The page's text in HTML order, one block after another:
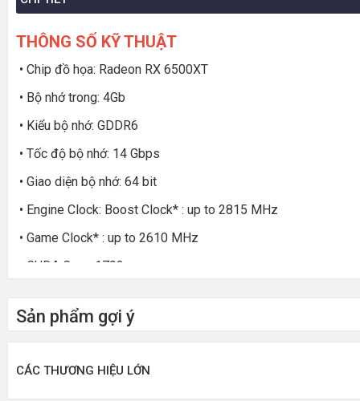
THÔNG SỐ KỸ THUẬT
• Chip đồ họa: Radeon RX 6500XT
• Bộ nhớ trong: 4Gb
• Kiểu bộ nhớ: GDDR6
• Tốc độ bộ nhớ: 14 Gbps
• Giao diện bộ nhớ: 64 bit
• Engine Clock: Boost Clock* : up to 2815 MHz
• Game Clock* : up to 2610 MHz
• CUDA Core: 1792
• Chuẩn khe cắm: PCI Express 4.0
Sản phẩm gợi ý
CÁC THƯƠNG HIỆU LỚN